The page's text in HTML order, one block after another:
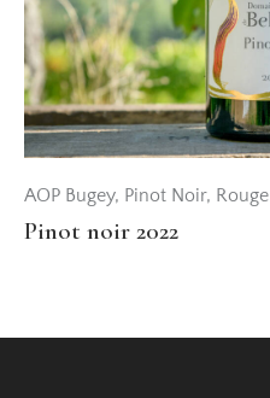
AOP Bugey, Pinot Noir, Rouge
Pinot noir 2022